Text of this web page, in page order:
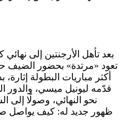
بعد تأهل الأرجنتين إلى
تعود «مرتدة» بحضور الضيف
أكثر مباريات البطولة
قدّمه ليونيل ميسي، والدور
نحو النهائي، وصولًا
ظهور جديد له: كيف يواصل